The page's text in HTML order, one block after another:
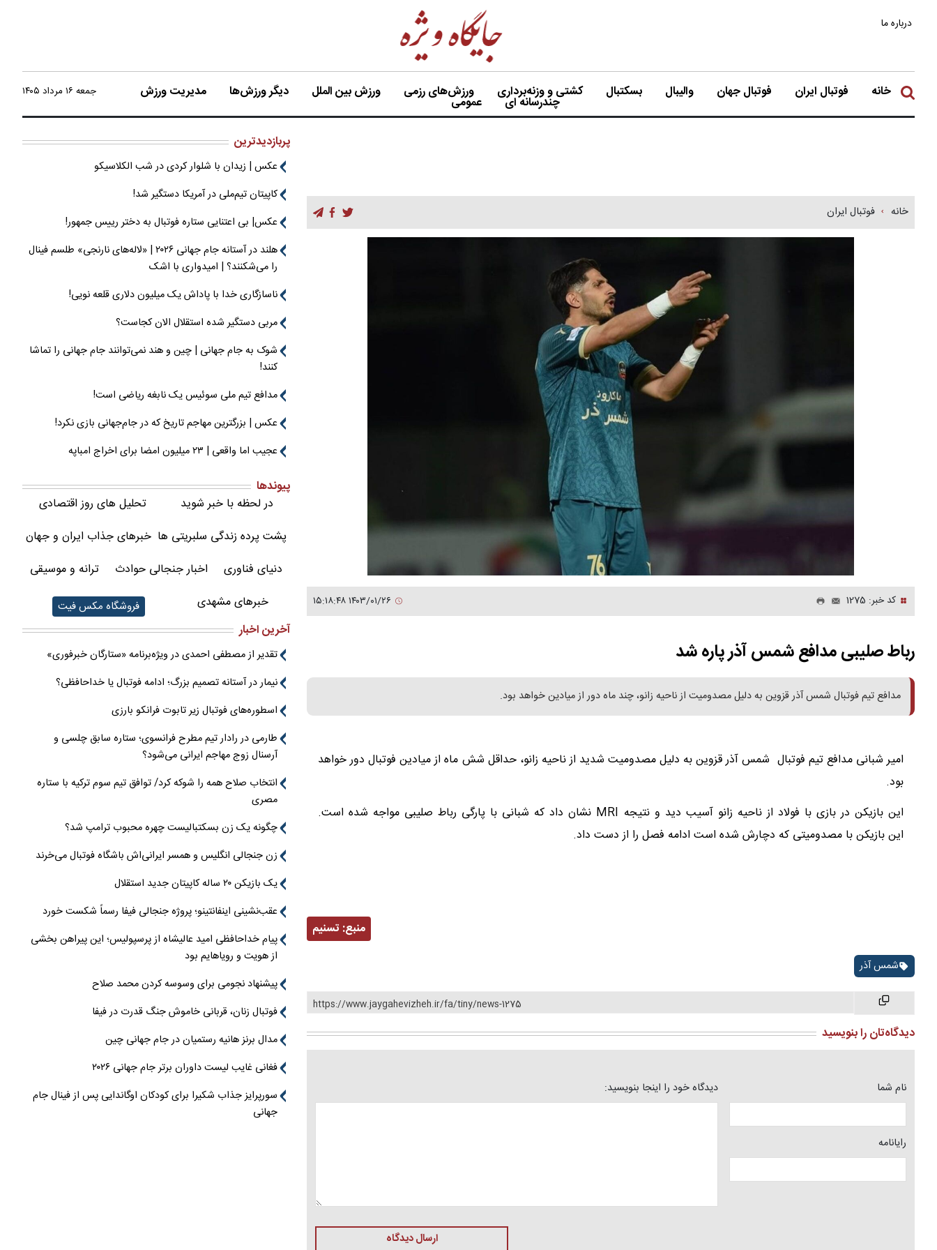
درباره ما
خانه فوتبال ایران فوتبال جهان والیبال بسکتبال کشتی و وزنه‌برداری ورزش‌های رزمی ورزش بین الملل دیگر ورزش‌ها مدیریت ورزش
چندرسانه ای عمومی
جمعه ۱۶ مرداد ۱۴۰۵
خانه فوتبال ایران
کد خبر: 1275
رباط صلیبی مدافع شمس آذر پاره شد
مدافع تیم فوتبال شمس آذر قزوین به دلیل مصدومیت از ناحیه زانو، چند ماه دور از میادین خواهد بود.
امیر شبانی مدافع تیم فوتبال شمس آذر قزوین به دلیل مصدومیت شدید از ناحیه زانو، حداقل شش ماه از میادین فوتبال دور خواهد
بود.
این بازیکن در بازی با فولاد از ناحیه زانو آسیب دید و نتیجه MRI نشان داد که شبانی با پارگی رباط صلیبی مواجه شده است.
این بازیکن با مصدومیتی که دچارش شده است ادامه فصل را از دست داد.
منبع: تسنیم
شمس آذر
https://www.jaygahevizheh.ir/fa/tiny/news-1275
دیدگاه‌تان را بنویسید
نام شما
رایانامه
دیدگاه خود را اینجا بنویسید:
ارسال دیدگاه
پربازدیدترین
عکس | زیدان با شلوار کردی در شب الکلاسیکو
کاپیتان تیم‌ملی در آمریکا دستگیر شد!
عکس| بی اعتنایی ستاره فوتبال به دختر رییس جمهور!
هلند در آستانه جام جهانی ۲۰۲۶ | «لاله‌های نارنجی» طلسم فینال
را می‌شکنند؟ | امیدواری با اشک
ناسازگاری خدا با پاداش یک میلیون دلاری قلعه نویی!
مربی دستگیر شده استقلال الان کجاست؟
شوک به جام جهانی | چین و هند نمی‌توانند جام جهانی را تماشا
کنند!
مدافع تیم ملی سوئیس یک نابغه ریاضی است!
عکس | بزرگترین مهاجم تاریخ که در جام‌جهانی بازی نکرد!
عجیب اما واقعی | ۲۳ میلیون امضا برای اخراج امباپه
پیوندها
در لحظه با خبر شوید
تحلیل های روز اقتصادی
پشت پرده زندگی سلبریتی ها خبرهای جذاب ایران و جهان
دنیای فناوری
اخبار جنجالی حوادث
ترانه و موسیقی
خبرهای مشهدی
فروشگاه مکس فیت
آخرین اخبار
تقدیر از مصطفی احمدی در ویژه‌برنامه «ستارگان خبرفوری»
نیمار در آستانه تصمیم بزرگ؛ ادامه فوتبال یا خداحافظی؟
اسطوره‌های فوتبال زیر تابوت فرانکو بارزی
طارمی در رادار تیم مطرح فرانسوی؛ ستاره سابق چلسی و
آرسنال زوج مهاجم ایرانی می‌شود؟
انتخاب صلاح همه را شوکه کرد/ توافق تیم سوم ترکیه با ستاره
مصری
چگونه یک زن بسکتبالیست چهره محبوب ترامپ شد؟
زن جنجالی انگلیس و همسر ایرانی‌اش باشگاه فوتبال می‌خرند
یک بازیکن ۲۰ ساله کاپیتان جدید استقلال
عقب‌نشینی اینفانتینو؛ پروژه جنجالی فیفا رسماً شکست خورد
پیام خداحافظی امید عالیشاه از پرسپولیس؛ این پیراهن بخشی
از هویت و رویاهایم بود
پیشنهاد نجومی برای وسوسه کردن محمد صلاح
فوتبال زنان، قربانی خاموش جنگ قدرت در فیفا
مدال برنز هانیه رستمیان در جام جهانی چین
فغانی غایب لیست داوران برتر جام جهانی ۲۰۲۶
سورپرایز جذاب شکیرا برای کودکان اوگاندایی پس از فینال جام
جهانی